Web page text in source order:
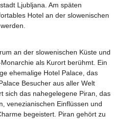
Ljubljana. Am späten
Hotel an der slowenischen
an der slowenischen Küste und
als Kurort berühmt. Ein
ehemalige Hotel Palace, das
Besucher aus aller Welt
sich das nahegelegene Piran, das
venezianischen Einflüssen und
begeistert. Piran gehört zu